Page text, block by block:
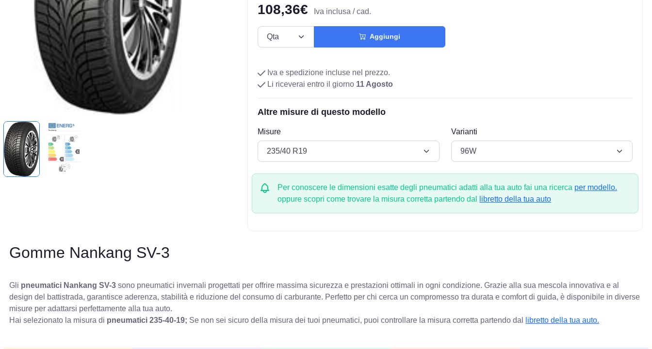
108,36€ Iva inclusa / cad.
Aggiungi
Iva e spedizione incluse nel prezzo.
Li riceverai entro il giorno 11 Agosto
Altre misure di questo modello
Misure Varianti
Per conoscere le dimensioni esatte degli pneumatici adatti alla tua auto fai una ricerca per modello.
oppure scopri come trovare la misura corretta partendo dal
libretto della tua auto
Gomme Nankang SV-3
Gli pneumatici Nankang SV-3 sono pneumatici invernali progettati per offrire massima sicurezza e prestazioni ottimali in ogni condizione. Grazie alla sua mescola innovativa e al
design del battistrada, garantisce aderenza, stabilità e riduzione del consumo di carburante. Perfetto per chi cerca un compromesso tra durata e comfort di guida, è disponibile in diverse
misure per adattarsi perfettamente alla tua auto.
Hai selezionato la misura di pneumatici235-40-19; Se non sei sicuro della misura dei tuoi pneumatici, puoi controllare la misura corretta partendo dal libretto della tua auto.